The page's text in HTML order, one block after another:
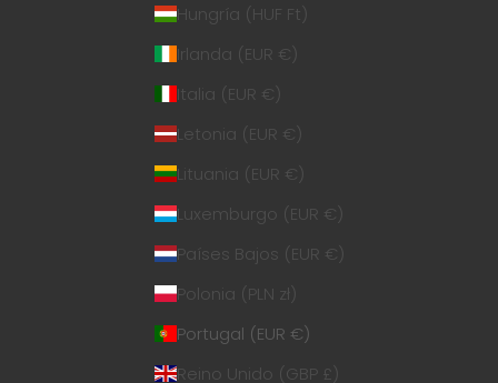
Hungría (HUF Ft)
Irlanda (EUR €)
Italia (EUR €)
Letonia (EUR €)
Lituania (EUR €)
Luxemburgo (EUR €)
Países Bajos (EUR €)
Polonia (PLN zł)
Portugal (EUR €)
Reino Unido (GBP £)